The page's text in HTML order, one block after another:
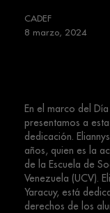
CADEF
8 marzo, 2024
En el marco del
presentamos a
dedicación.
años, quien es la
de la Escuela de
Venezuela (UCV).
Yaracuy, está
derechos de los